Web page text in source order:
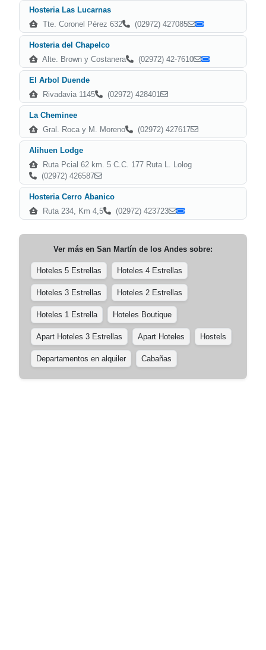
Hosteria Las Lucarnas
Tte. Coronel Pérez 632
(02972) 427085
Hosteria del Chapelco
Alte. Brown y Costanera
(02972) 42-7610
El Arbol Duende
Rivadavia 1145
(02972) 428401
La Cheminee
Gral. Roca y M. Moreno
(02972) 427617
Alihuen Lodge
Ruta Pcial 62 km. 5 C.C. 177 Ruta L. Lolog
(02972) 426587
Hosteria Cerro Abanico
Ruta 234, Km 4,5
(02972) 423723
Ver más en San Martín de los Andes sobre:
Hoteles 5 Estrellas Hoteles 4 Estrellas
Hoteles 3 Estrellas Hoteles 2 Estrellas
Hoteles 1 Estrella Hoteles Boutique
Apart Hoteles 3 Estrellas Apart Hoteles Hostels
Departamentos en alquiler Cabañas